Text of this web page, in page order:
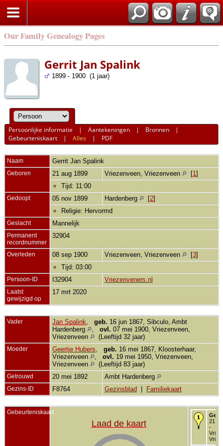
Our Family Genealogy Pages
Gerrit Jan Spalink
1899 - 1900 (1 jaar)
Persoonlijke informatie |Aantekeningen | Bronnen |
Gebeurteniskaart |Alles | PDF
Naam Gerrit Jan Spalink
Geboren 21 aug 1899 Vriezenveen, Vriezenveen [1 ]
Tijd: 11:00
Gedoopt 05 nov 1899 Hardenberg [2]
Religie: Hervormd
Geslacht Mannelijk
Permanent
recordnummer
32904
Overleden 08 sep 1900 Vriezenveen, Vriezenveen [3]
Tijd: 03:00
Persoon-ID I32904 Vriezenveners.nl
Laatst
gewijzigd op
17 mrt 2020
Vader Jan Spalink geb. 16 jun 1867, Sibculo, Ambt
Hardenberg
ovl. 07 mei 1900, Vriezenveen,
Vriezenveen
(Leeftijd 32 jaar)
Moeder Geertje Hubers geb. 16 mei 1867, Kloosterhaar,
Vriezenveen
ovl. 19 mei 1950, Vriezenveen,
Vriezenveen
(Leeftijd 83 jaar)
Getrouwd 20 mei 1892 Ambt Hardenberg
Gezins-ID F8764 Gezinsblad Familiekaart
Gebeurteniskaart
Laad de kaart
21
-